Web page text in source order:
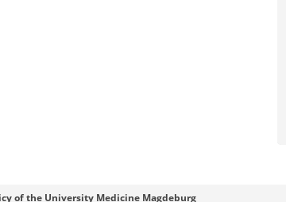
of the University Medicine Magdeburg